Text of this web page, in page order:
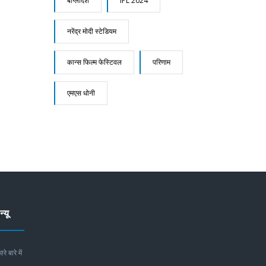
नरेंद्र मोदी स्टेडियम
कान्स फिल्म फेस्टिवल परिणाम
एमएस धोनी
बारे में